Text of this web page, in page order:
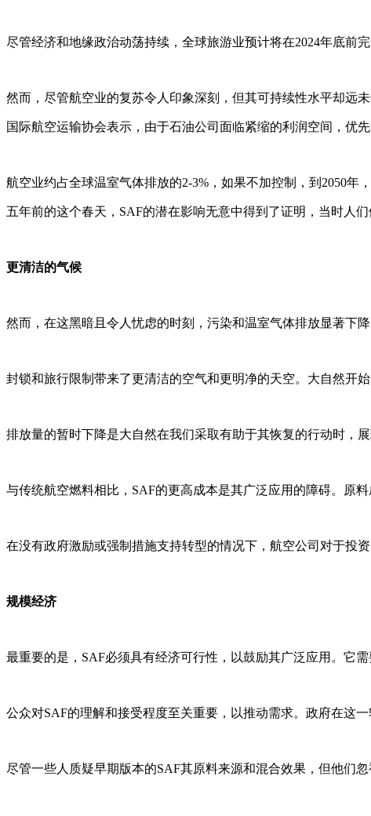
尽管经济和地缘政治动荡持续，全球旅游业预计将在2024年底前
然而，尽管航空业的复苏令人印象深刻，但其可持续性水平却远
国际航空运输协会表示，由于石油公司面临紧缩的利润空间，优
航空业约占全球温室气体排放的2-3%，如果不加控制，到2050年
五年前的这个春天，SAF的潜在影响无意中得到了证明，当时人
更清洁的气候
然而，在这黑暗且令人忧虑的时刻，污染和温室气体排放显著下
封锁和旅行限制带来了更清洁的空气和更明净的天空。大自然开
排放量的暂时下降是大自然在我们采取有助于其恢复的行动时，
与传统航空燃料相比，SAF的更高成本是其广泛应用的障碍。原
在没有政府激励或强制措施支持转型的情况下，航空公司对于投
规模经济
最重要的是，SAF必须具有经济可行性，以鼓励其广泛应用。它
公众对SAF的理解和接受程度至关重要，以推动需求。政府在这
尽管一些人质疑早期版本的SAF其原料来源和混合效果，但他们忽